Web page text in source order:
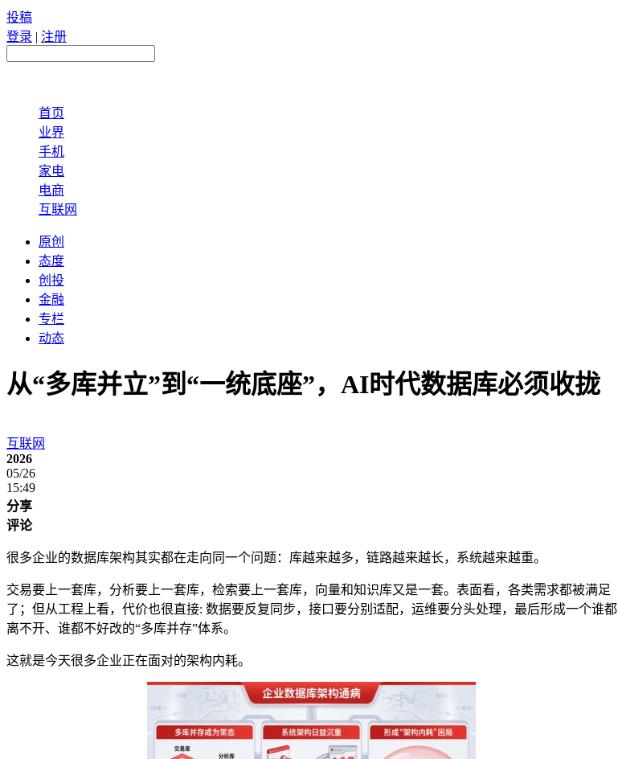
投稿
登录 | 注册
首页
业界
手机
家电
电商
互联网
原创
态度
创投
金融
专栏
动态
从“多库并立”到“一统底座”，AI时代数据库必须收拢
互联网
2026
05/26
15:49
分享
评论
很多企业的数据库架构其实都在走向同一个问题：库越来越多，链路越来越长，系统越来越重。
交易要上一套库，分析要上一套库，检索要上一套库，向量和知识库又是一套。表面看，各类需求都被满足
了；但从工程上看，代价也很直接: 数据要反复同步，接口要分别适配，运维要分头处理，最后形成一个谁都
离不开、谁都不好改的“多库并存”体系。
这就是今天很多企业正在面对的架构内耗。